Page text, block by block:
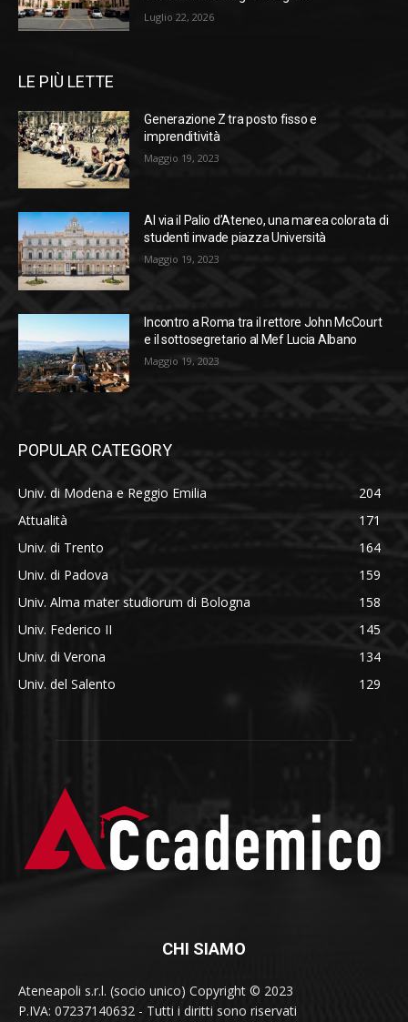
Luglio 22, 2026
LE PIÙ LETTE
Generazione Z tra posto fisso e
imprenditività
Maggio 19, 2023
Al via il Palio d’Ateneo, una marea colorata di
studenti invade piazza Università
Maggio 19, 2023
Incontro a Roma tra il rettore John McCourt
e il sottosegretario al Mef Lucia Albano
Maggio 19, 2023
POPULAR CATEGORY
Univ. di Modena e Reggio Emilia
204
Attualità
171
Univ. di Trento
164
Univ. di Padova
159
Univ. Alma mater studiorum di Bologna
158
Univ. Federico II
145
Univ. di Verona
134
Univ. del Salento
129
CHI SIAMO
Ateneapoli s.r.l. (socio unico) Copyright © 2023
P.IVA: 07237140632 - Tutti i diritti sono riservati